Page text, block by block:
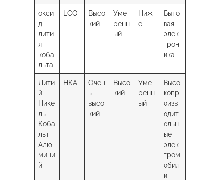
окси
д
лити
я-
коба
льта
LCO
Высо
кий
Уме
ренн
ый
Ниж
е
Быто
вая
элек
трон
ика
Лити
й
Нике
ль
Коба
льт
Алю
мини
й
НКА
Очен
ь
высо
кий
Высо
кий
Уме
ренн
ый
Высо
копр
оизв
одит
ельн
ые
элек
тром
обил
и